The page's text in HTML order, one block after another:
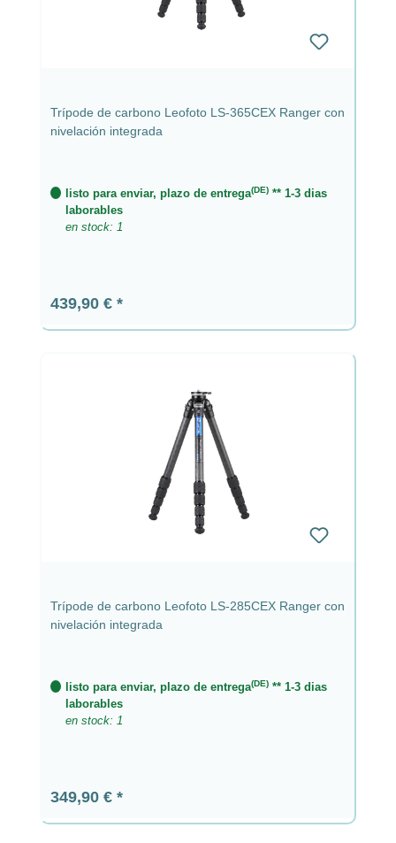
Trípode de carbono Leofoto LS-365CEX Ranger con
nivelación integrada
listo para enviar, plazo de entrega(DE) ** 1-3 dias
laborables
en stock: 1
Precio normal:
439,90 €
Trípode de carbono Leofoto LS-285CEX Ranger con
nivelación integrada
listo para enviar, plazo de entrega(DE) ** 1-3 dias
laborables
en stock: 1
Precio normal:
349,90 €